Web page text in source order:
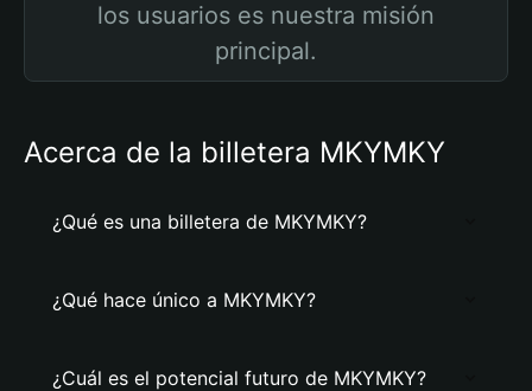
los usuarios es nuestra misión
principal.
Acerca de la billetera MKYMKY
¿Qué es una billetera de MKYMKY?
¿Qué hace único a MKYMKY?
¿Cuál es el potencial futuro de MKYMKY?